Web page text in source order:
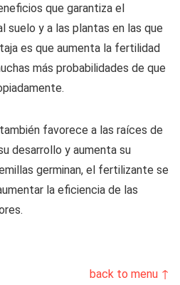
que garantiza el
suelo y a las plantas en las que
es que aumenta la fertilidad
más probabilidades de que
favorece a las raíces de
desarrollo y aumenta su
germinan, el fertilizante se
la eficiencia de las
back to menu ↑